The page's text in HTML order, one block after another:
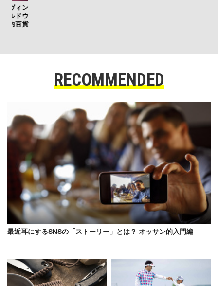
RECOMMENDED
最近耳にするSNSの「ストーリー」とは？ オッサン的入門編